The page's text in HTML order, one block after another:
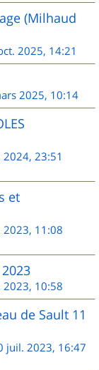
(Milhaud
2025, 14:21
2025, 10:14
2024, 23:51
et
2023, 11:08
2023
2023, 10:58
de Sault 11
juil. 2023, 16:47